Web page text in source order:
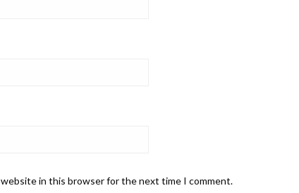
website in this browser for the next time I comment.